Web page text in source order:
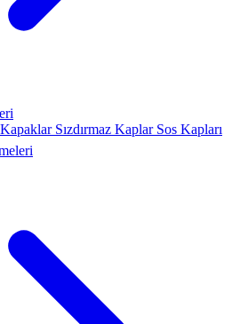
Sızdırmaz Kaplar Sos Kapları